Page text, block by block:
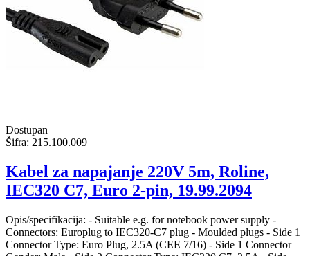
Dostupan
Šifra: 215.100.009
Kabel za napajanje 220V 5m, Roline,
IEC320 C7, Euro 2-pin, 19.99.2094
Opis/specifikacija: - Suitable e.g. for notebook power supply -
Connectors: Europlug to IEC320-C7 plug - Moulded plugs - Side 1
Connector Type: Euro Plug, 2.5A (CEE 7/16) - Side 1 Connector